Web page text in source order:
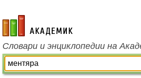
academic.ru
Словари и энциклопедии на